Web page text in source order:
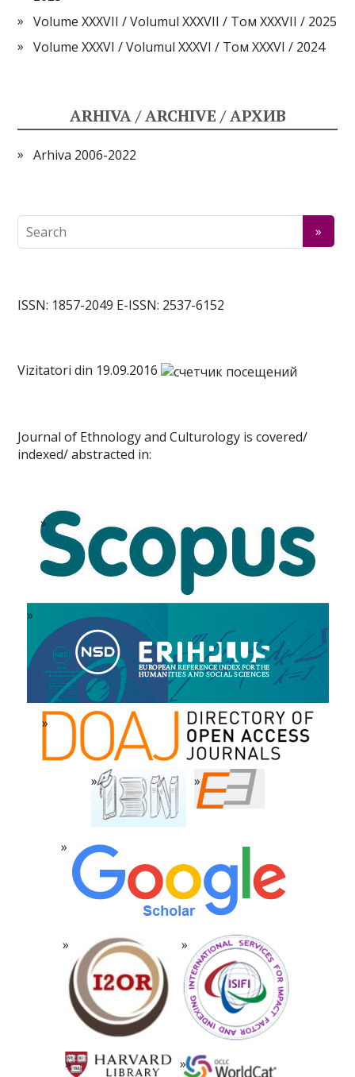
Volume XXXVII / Volumul XXXVII / Том XXXVII / 2025
Volume XXXVI / Volumul XXXVI / Том XXXVI / 2024
ARHIVA / ARCHIVE / АРХИВ
Arhiva 2006-2022
ISSN: 1857-2049 E-ISSN: 2537-6152
Vizitatori din 19.09.2016
Journal of Ethnology and Culturology is covered/
indexed/ abstracted in: